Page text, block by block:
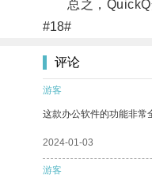
总之，QuickQ安
#18#
评论
游客
这款办公软件的功能非常
2024-01-03
游客